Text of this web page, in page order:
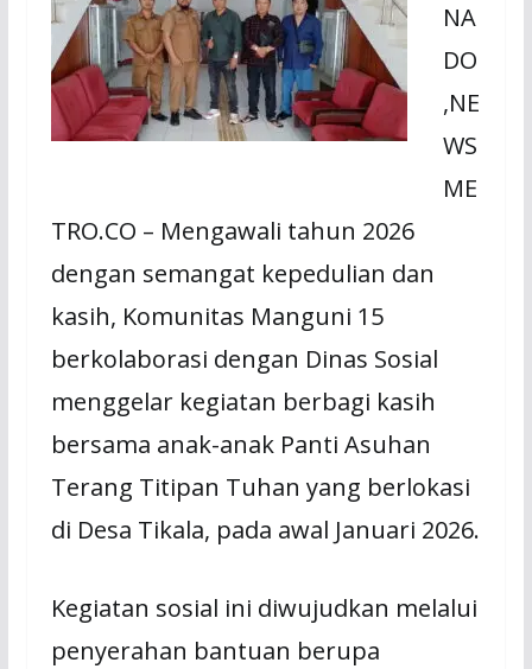
NA
DO
,NE
WS
ME
TRO.CO – Mengawali tahun 2026
dengan semangat kepedulian dan
kasih, Komunitas Manguni 15
berkolaborasi dengan Dinas Sosial
menggelar kegiatan berbagi kasih
bersama anak-anak Panti Asuhan
Terang Titipan Tuhan yang berlokasi
di Desa Tikala, pada awal Januari 2026.
Kegiatan sosial ini diwujudkan melalui
penyerahan bantuan berupa